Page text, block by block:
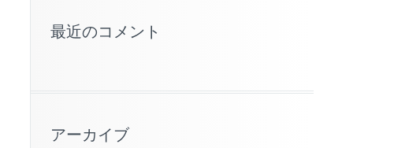
最近のコメント
アーカイブ